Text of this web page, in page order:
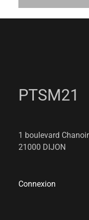
PTSM21
1 boulevard
21000 DIJON
Connexion